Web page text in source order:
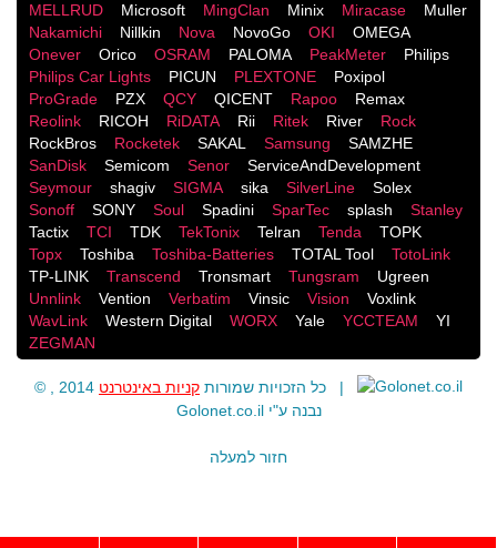
MELLRUD
Microsoft MingClan Minix Miracase
Muller
Nakamichi
Nillkin Nova NovoGo OKI
OMEGA
Onever
Orico OSRAM PALOMA PeakMeter
Philips
Philips Car Lights
PICUN PLEXTONE
Poxipol
ProGrade
PZX QCY QICENT Rapoo
Remax
Reolink
RICOH RiDATA Rii Ritek River
Rock
RockBros
Rocketek SAKAL Samsung
SAMZHE
SanDisk
Semicom Senor
ServiceAndDevelopment
Seymour
shagiv SIGMA sika SilverLine
Solex
Sonoff
SONY Soul Spadini SparTec splash
Stanley
Tactix
TCI TDK TekTonix Telran Tenda
TOPK
Topx
Toshiba Toshiba-Batteries TOTAL Tool
TotoLink
TP-LINK
Transcend Tronsmart Tungsram
Ugreen
Unnlink
Vention Verbatim Vinsic Vision
Voxlink
WavLink
Western Digital WORX Yale YCCTEAM
YI
ZEGMAN
© , 2014 כל הזכויות שמורות קניות באינטרנט
|
Golonet.co.il נבנה ע"י
חזור למעלה